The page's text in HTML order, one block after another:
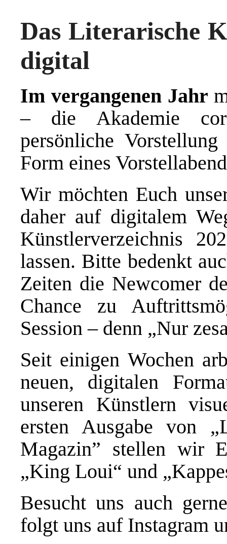
Das Literarische
digital
Im vergangenen Jahr
– die Akademie
persönliche
Form eines
Wir möchten Euch
daher auf digitalem
Künstlerverzeichnis
lassen. Bitte bedenkt
Zeiten die Newcomer
Chance zu
Session – denn „Nur
Seit einigen Wochen
neuen, digitalen
unseren Künstlern
ersten Ausgabe von „
Magazin” stellen wir
„King Loui“ und
Besucht uns auch
folgt uns auf Instagram